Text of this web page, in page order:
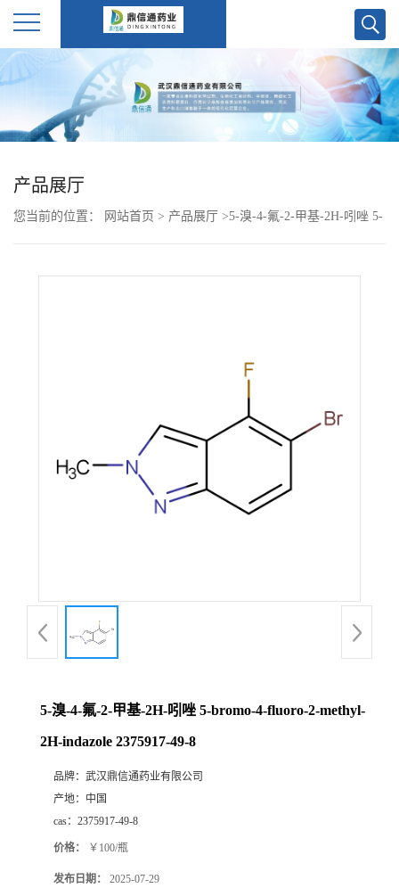
公
产
厅
产品展厅
您当前的位置： 网站首页 > 产品展厅 >5-溴-4-氟-2-甲基-2H-吲唑 5-
5-溴-4-氟-2-甲基-2H-吲唑 5-bromo-4-fluoro-2-methyl-
2H-indazole 2375917-49-8
品牌： 武汉鼎信通药业有限公司
产地： 中国
cas： 2375917-49-8
价格： ￥100/瓶
发布日期： 2025-07-29